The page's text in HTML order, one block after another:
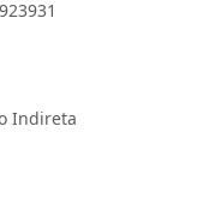
Indireta